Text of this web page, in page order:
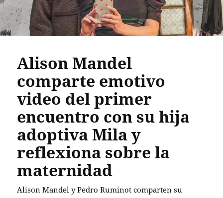
Alison Mandel
comparte emotivo
video del primer
encuentro con su hija
adoptiva Mila y
reflexiona sobre la
maternidad
Alison Mandel y Pedro Ruminot comparten su